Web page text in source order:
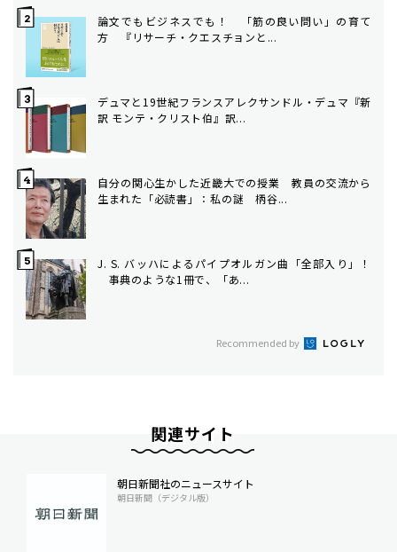
論文でもビジネスでも！ 「筋の良い問い」の育て
方 ――『リサーチ・クエスチョンと...
デュマと19世紀フランス――アレクサンドル・デュマ『新
訳 モンテ・クリスト伯』訳...
自分の関心生かした近畿大での授業 教員の交流から
生まれた「必読書」：私の謎 柄谷...
J. S. バッハによるパイプオルガン曲「全部入り」！
事典のような1冊で、「あ...
Recommended by
関連サイト
朝日新聞社のニュースサイト
朝日新聞（デジタル版）